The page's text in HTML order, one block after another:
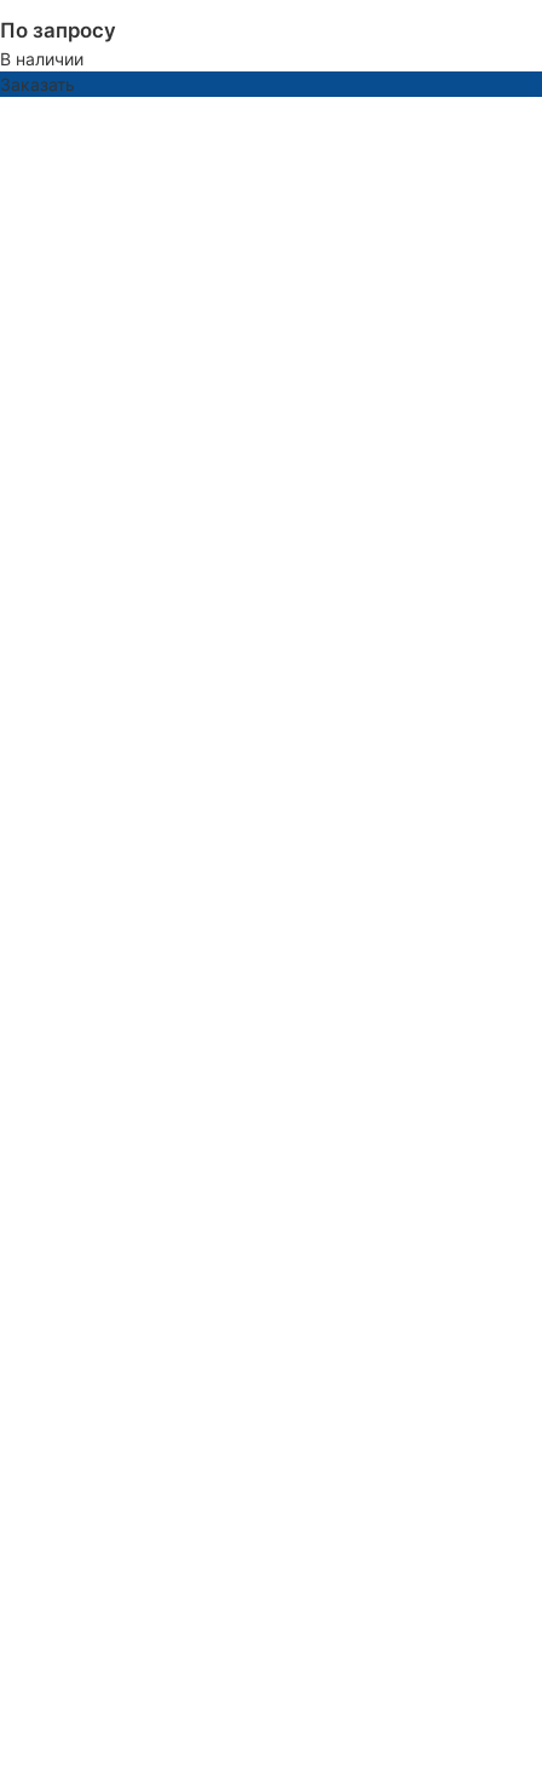
По запросу
В наличии
Заказать